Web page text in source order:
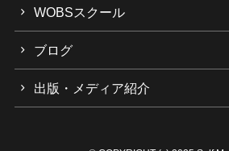
WOBSスクール
ブログ
出版・メディア紹介